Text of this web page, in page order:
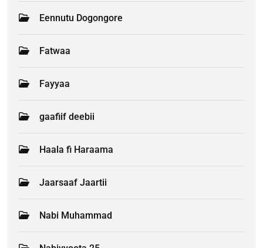
Eennutu Dogongore
Fatwaa
Fayyaa
gaafiif deebii
Haala fi Haraama
Jaarsaaf Jaartii
Nabi Muhammad